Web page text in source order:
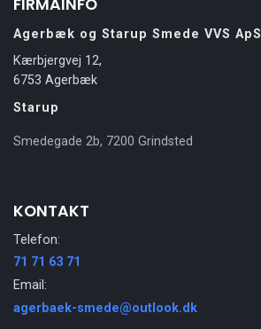
FIRMAINFO
Agerbæk og Starup Smede VVS ApS
Kærbjergvej 12,
6753 Agerbæk
Starup
Smedegade 2b, 7200 Grindsted
KONTAKT
Telefon:
71 71 63 71
Email:
agerbaek-smede@outlook.dk